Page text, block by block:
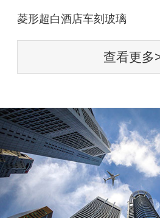
菱形超白酒店车刻玻璃
查看更多